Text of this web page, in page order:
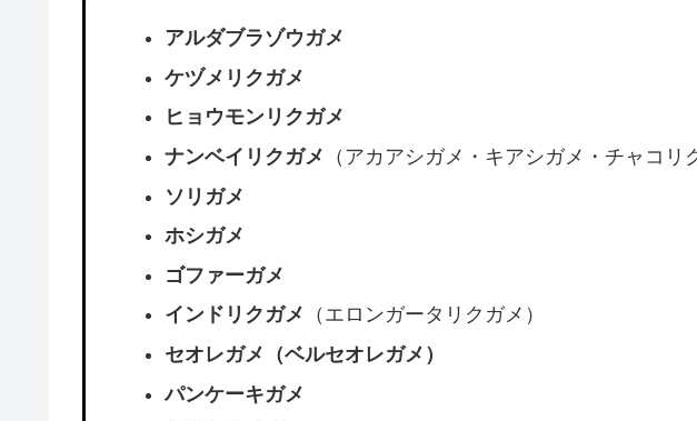
アルダブラゾウガメ
ケヅメリクガメ
ヒョウモンリクガメ
ナンベイリクガメ （アカアシガメ・キアシガメ・チャコリ
ソリガメ
ホシガメ
ゴファーガメ
インドリクガメ （エロンガータリクガメ）
セオレガメ（ベルセオレガメ）
パンケーキガメ